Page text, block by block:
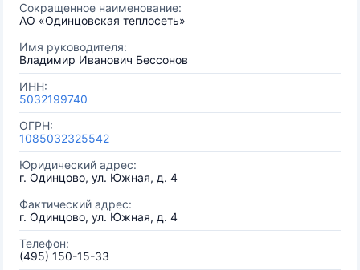
Сокращенное наименование:
АО «Одинцовская теплосеть»
Имя руководителя:
Владимир Иванович Бессонов
ИНН:
5032199740
ОГРН:
1085032325542
Юридический адрес:
г. Одинцово, ул. Южная, д. 4
Фактический адрес:
г. Одинцово, ул. Южная, д. 4
Телефон:
(495) 150-15-33